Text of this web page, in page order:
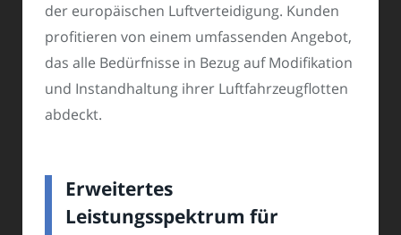
der europäischen Luftverteidigung. Kunden
profitieren von einem umfassenden Angebot,
das alle Bedürfnisse in Bezug auf Modifikation
und Instandhaltung ihrer Luftfahrzeugflotten
abdeckt.
Erweitertes
Leistungsspektrum für